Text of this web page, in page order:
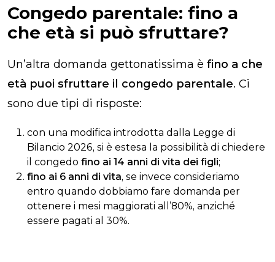
Congedo parentale: fino a
che età si può sfruttare?
Un’altra domanda gettonatissima è fino a che
età puoi sfruttare il congedo parentale. Ci
sono due tipi di risposte:
con una modifica introdotta dalla Legge di
Bilancio 2026, si è estesa la possibilità di chiedere
il congedo fino ai 14 anni di vita dei figli;
fino ai 6 anni di vita, se invece consideriamo
entro quando dobbiamo fare domanda per
ottenere i mesi maggiorati all’80%, anziché
essere pagati al 30%.